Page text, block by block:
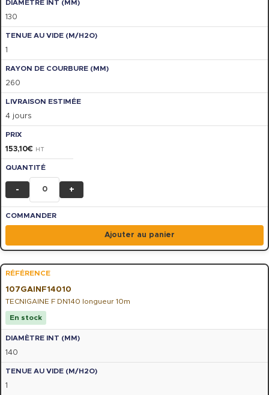
130
1
260
4 jours
153,10€ HT
- +
Ajouter au panier
107GAINF14010
TECNIGAINE F DN140 longueur 10m
En stock
140
1